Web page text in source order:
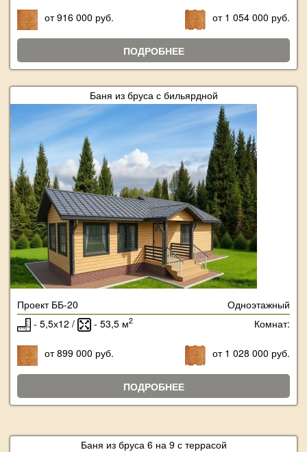
от 916 000 руб. от 1 054 000 руб.
ПОДРОБНЕЕ
Баня из бруса с бильярдной
Проект ББ-20
Одноэтажный
- 5,5х12 /
- 53,5 м2 Комнат:
от 899 000 руб. от 1 028 000 руб.
ПОДРОБНЕЕ
Баня из бруса 6 на 9 с террасой